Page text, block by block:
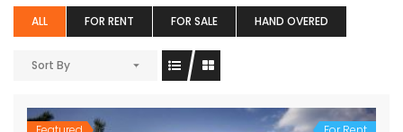
ALL FOR RENT FOR SALE HAND OVERED
Sort By